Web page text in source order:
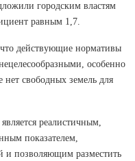
городским властям
равным 1,7.
действующие нормативы
особенно
нет свободных земель для
реалистичным,
показателем,
и позволяющим разместить